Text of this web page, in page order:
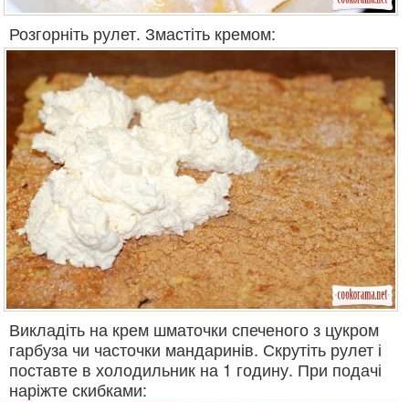
Розгорніть рулет. Змастіть кремом:
Викладіть на крем шматочки спеченого з цукром
гарбуза чи часточки мандаринів. Скрутіть рулет і
поставте в холодильник на 1 годину. При подачі
наріжте скибками: